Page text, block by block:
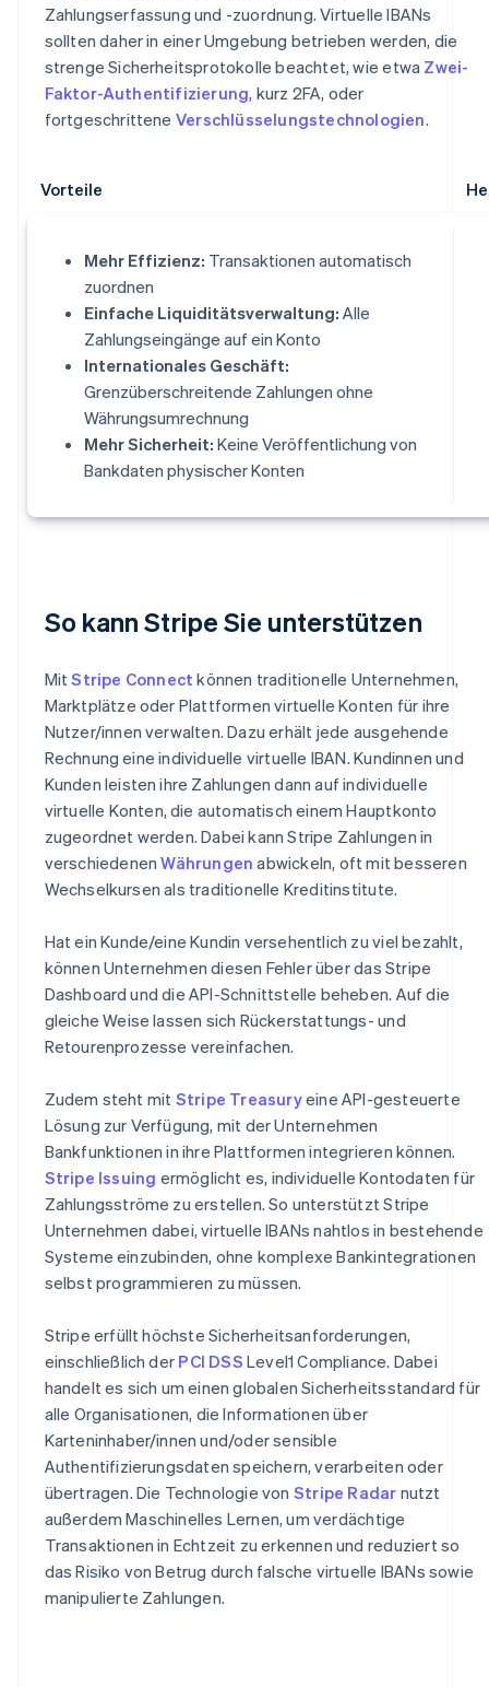
Zahlungserfassung und -zuordnung. Virtuelle IBANs
sollten daher in einer Umgebung betrieben werden, die
strenge Sicherheitsprotokolle beachtet, wie etwa Zwei-
Faktor-Authentifizierung, kurz 2FA, oder
fortgeschrittene Verschlüsselungstechnologien.
Vorteile
Mehr Effizienz: Transaktionen automatisch
zuordnen
Einfache Liquiditätsverwaltung: Alle
Zahlungseingänge auf ein Konto
Internationales Geschäft:
Grenzüberschreitende Zahlungen ohne
Währungsumrechnung
Mehr Sicherheit: Keine Veröffentlichung von
Bankdaten physischer Konten
So kann Stripe Sie unterstützen
MitStripe Connect können traditionelle Unternehmen,
Marktplätze oder Plattformen virtuelle Konten für ihre
Nutzer/innen verwalten. Dazu erhält jede ausgehende
Rechnung eine individuelle virtuelle IBAN. Kundinnen und
Kunden leisten ihre Zahlungen dann auf individuelle
virtuelle Konten, die automatisch einem Hauptkonto
zugeordnet werden. Dabei kann Stripe Zahlungen in
verschiedenenWährungen abwickeln, oft mit besseren
Wechselkursen als traditionelle Kreditinstitute.
Hat ein Kunde/eine Kundin versehentlich zu viel bezahlt,
können Unternehmen diesen Fehler über das Stripe
Dashboard und die API-Schnittstelle beheben. Auf die
gleiche Weise lassen sich Rückerstattungs- und
Retourenprozesse vereinfachen.
Zudem steht mit Stripe Treasuryeine API-gesteuerte
Lösung zur Verfügung, mit der Unternehmen
Bankfunktionen in ihre Plattformen integrieren können.
Stripe Issuing ermöglicht es, individuelle Kontodaten für
Zahlungsströme zu erstellen. So unterstützt Stripe
Unternehmen dabei, virtuelle IBANs nahtlos in bestehende
Systeme einzubinden, ohne komplexe Bankintegrationen
selbst programmieren zu müssen.
Stripe erfüllt höchste Sicherheitsanforderungen,
einschließlich der PCI DSS Level1 Compliance. Dabei
handelt es sich um einen globalen Sicherheitsstandard für
alle Organisationen, die Informationen über
Karteninhaber/innen und/oder sensible
Authentifizierungsdaten speichern, verarbeiten oder
übertragen. Die Technologie von Stripe Radar nutzt
außerdem Maschinelles Lernen, um verdächtige
Transaktionen in Echtzeit zu erkennen und reduziert so
das Risiko von Betrug durch falsche virtuelle IBANs sowie
manipulierte Zahlungen.